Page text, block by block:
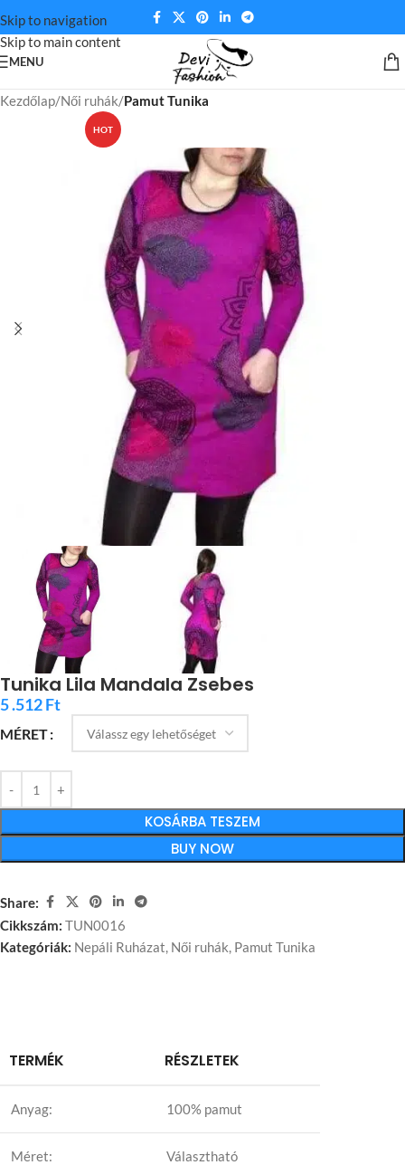
Skip to navigation
Skip to main content
MENU
Kezdőlap Női ruhák Pamut Tunika
HOT
Tunika Lila Mandala Zsebes
5 .512Ft
MÉRET
KOSÁRBA TESZEM
BUY NOW
Share:
Cikkszám: TUN0016
Kategóriák: Nepáli Ruházat, Női ruhák, Pamut Tunika
TERMÉK RÉSZLETEK
Anyag: 100% pamut
Méret: Választható